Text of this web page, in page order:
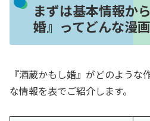
まずは基本情報か
婚』ってどんな漫
『酒蔵かもし婚』がどのよう
な情報を表でご紹介します。